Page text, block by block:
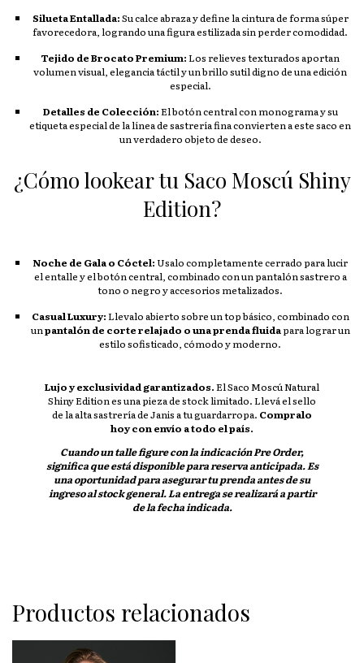
Silueta Entallada:Su calce abraza y define la cintura de forma súper
favorecedora, logrando una figura estilizada sin perder comodidad.
Tejido de Brocato Premium:Los relieves texturados aportan
volumen visual, elegancia táctil y un brillo sutil digno de una edición
especial.
Detalles de Colección:El botón central con monograma y su
etiqueta especial de la línea de sastrería fina convierten a este saco en
un verdadero objeto de deseo.
¿Cómo lookear tu Saco Moscú Shiny
Edition?
Noche de Gala o Cóctel:Usalo completamente cerrado para lucir
el entalle y el botón central, combinado con un pantalón sastrero a
tono o negro y accesorios metalizados.
Casual Luxury:Llevalo abierto sobre un top básico, combinado con
unpantalón de corte relajado o una prenda fluidapara lograr un
estilo sofisticado, cómodo y moderno.
Lujo y exclusividad garantizados.El Saco Moscú Natural
Shiny Edition es una pieza de stock limitado. Llevá el sello
de la alta sastrería de Janis a tu guardarropa. Compralo
hoy con envío a todo el país.
Cuando un talle figure con la indicaciónPre Order,
significa que está disponible para reserva anticipada. Es
una oportunidad para asegurar tu prenda antes de su
ingreso al stock general. La entrega se realizará a partir
de la fecha indicada.
Productos relacionados